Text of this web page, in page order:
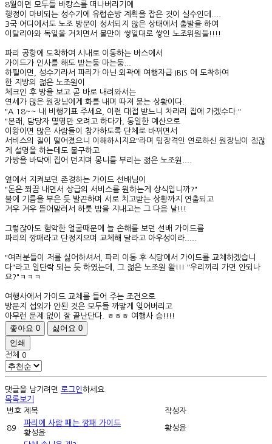
8월이면 모두들 바캉스를 떠나버리기에
행정이 마비되는 성수기에 유럽순방 계획을 잡은 것이 실수인데....
3국 어디에서도 노조 방문이 성서되지 않은 상태에서 출발을 하여
이탈리아와 독일을 거치면서 불만이 쌓일대로 쌓인 노조위원들!!!!
파리 공항에 도착하여 시내로 이동하는 버스에서
가이드가 인사를 해도 받는둥 마는둥...
하필이면, 성수기라서 파리가 아닌 외곽에 여행자급 IBIS 에 도착하여
한 지방의 젊은 노조원이
체크인 후 방을 보고 곧 바로 내려와서는
연세가 많은 원장님에게 화를 내며 따져 묻는 상황이다.
"A 18~~ 내 비행기표 주세요, 이런 대접 받느니 차라리 집에 가겠수다."
"본래, 담당자 몇명만 오려고 하다가, 동일한 예산으로
이왕이면 많은 사람들이 참가하도록 단체로 바뀌면서
서비스의 질이 떨어졌으니 이해하시지요"라며 팀장격인 연로하신 원장님이 점잖
게 설명을 하는데도 불구하고
가방을 바닥에 집어 던지며 몽니를 부리는 젊은 노조원....
옆에서 지켜보던 존경하는 가이드 선배님이
"돈은 쬐끔 내면서 상급의 서비스를 원하는게 상식입니까?"
불에 기름을 부은 듯 발끈하며 서로 치고받는 상황까지 연출되고
겨우 겨우 뜯어말려서 하룻 밤을 지내고는 그 다음 날!!!
그렇잖아도 험악한 얼굴때문에 늘 손해를 보던 선배 가이드를
파리의 깡패라고 단정지으며 교체해 달라고 아우성이라.....
"여러분들이 저를 싫어하셔서, 파리 이동 후 식당에서 가이드를 교체하겠습니
다"라고 일단락 되는 듯 하였는데, 그 젊은 노조원 왈!!! "우리끼리 가면 안되나
요?"ㅋㅋㅋ
여행사에서 가이드 교체를 들어 주는 조건으로
방문지 섭외가 안된 것은 모두들 까맣게 잊어버리고
아무런 문제 없이 잘 끝난단다. ㅎㅎㅎ 여행사 승!!!!
좋아요 0 싫어요 0
인쇄
전체 0
댓글을 남기려면 로그인하세요.
목록보기
번호 제목 작성자
89
파리에 사람 패는 깡패 가이드
황성윤
황성윤